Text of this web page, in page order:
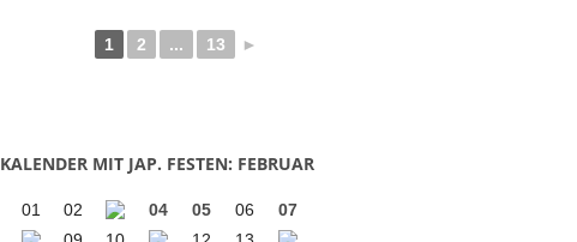
1 2 ... 13 ►
KALENDER MIT JAP. FESTEN: FEBRUAR
01 02 04 05 06
07